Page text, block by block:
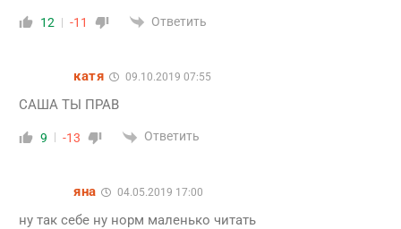
12 -11 Ответить
катя 09.10.2019 07:55
САША ТЫ ПРАВ
9 -13 Ответить
яна 04.05.2019 17:00
ну так себе ну норм маленько читать